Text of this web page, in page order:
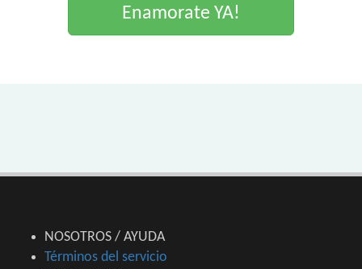
Enamorate YA!
NOSOTROS / AYUDA
Términos del servicio